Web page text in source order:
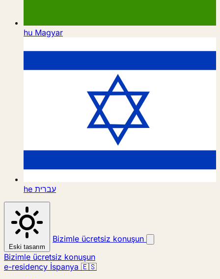
hu Magyar
he עברית
Eski tasarım
Bizimle ücretsiz konuşun
Bizimle ücretsiz konuşun
e-residency İspanya 🇪🇸